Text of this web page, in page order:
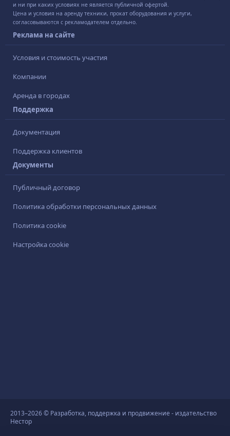
и ни при каких условиях не является публичной офертой.
Цена и условия на аренду техники, прокат оборудования и услуги,
согласовываются с рекламодателем отдельно.
Реклама на сайте
Условия и стоимость участия
Компании
Аренда в городах
Поддержка
Документация
Поддержка клиентов
Документы
Публичный договор
Политика обработки персональных данных
Политика cookie
Настройка cookie
2013–2026 © Разработка, поддержка и продвижение - издательство
Нестор